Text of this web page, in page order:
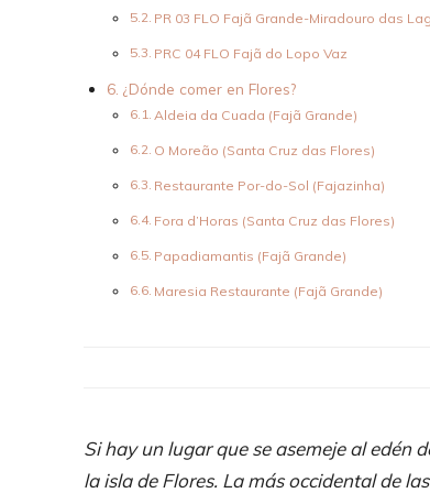
PR 03 FLO Fajã Grande-Miradouro das
PRC 04 FLO Fajã do Lopo Vaz
¿Dónde comer en Flores?
Aldeia da Cuada (Fajã Grande)
O Moreão (Santa Cruz das Flores)
Restaurante Por-do-Sol (Fajazinha)
Fora d’Horas (Santa Cruz das Flores)
Papadiamantis (Fajã Grande)
Maresia Restaurante (Fajã Grande)
Si hay un lugar que se asemeje al edén
la isla de Flores. La más occidental de